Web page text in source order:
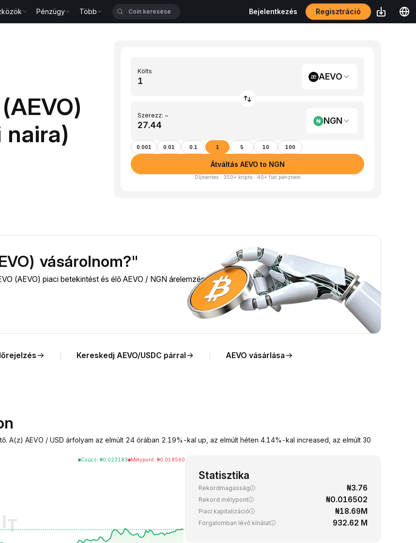
Pénzügy Több Bejelentkezés Regisztráció
naira)
Költs
AEVO
Szerezz: ~
NGN
0.001 0.01 0.1 1 5 10 100
Átváltás AEVO to NGN
Díjmentes · 350+ kripto · 40+ fiat pénznem
vásárolnom?"
(AEVO) piaci betekintést és élő AEVO / NGN árelemzést.
Kereskedj AEVO/USDC párral AEVO vásárlása
A(z) AEVO / USD árfolyam az elmúlt 24 órában 2.19%-kal up, az elmúlt héten 4.14%-kal increased, az elmúlt 30
Csúcs: ₦0.023183 Mélypont: ₦0.018560
Statisztika
Rekordmagasság ₦3.76
Rekord mélypont ₦0.016502
Piaci kapitalizáció ₦18.69M
Forgalomban lévő kínálat 932.62 M